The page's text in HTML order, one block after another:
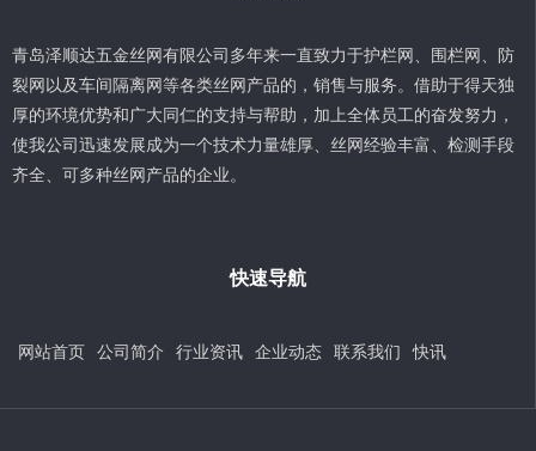
青岛泽顺达五金丝网有限公司多年来一直致力于护栏网、围栏网、防
裂网以及车间隔离网等各类丝网产品的，销售与服务。借助于得天独
厚的环境优势和广大同仁的支持与帮助，加上全体员工的奋发努力，
使我公司迅速发展成为一个技术力量雄厚、丝网经验丰富、检测手段
齐全、可多种丝网产品的企业。
快速导航
网站首页 公司简介 行业资讯 企业动态 联系我们 快讯